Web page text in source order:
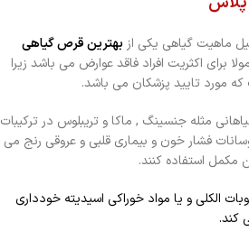
بهترین قرص گیاهی
برای اکثریت افراد فاقد عوارض می باشد زیرا
مورد تایید پزشکان می باشد.
مثله جنسینگ , ماکا و تریبلوس در ترکیبات
فشار خون و بیماری قلبی و عروقی رنج می
مکمل استفاده کنند.
الکلی و یا مواد خوراکی اسیدیته خودداری
کند.